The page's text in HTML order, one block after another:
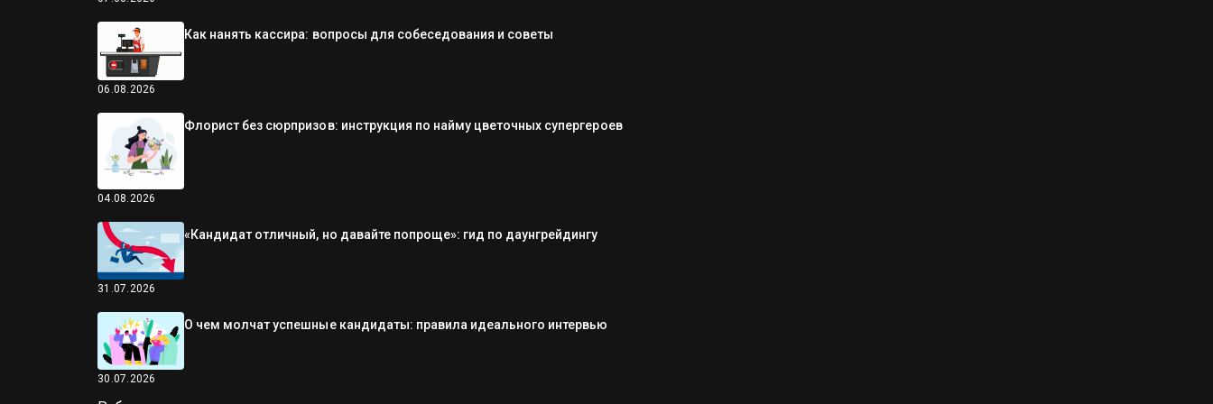
06.08.2026
Как нанять кассира: вопросы для собеседования и советы
04.08.2026
Флорист без сюрпризов: инструкция по найму цветочных супергероев
31.07.2026
«Кандидат отличный, но давайте попроще»: гид по даунгрейдингу
30.07.2026
О чем молчат успешные кандидаты: правила идеального интервью